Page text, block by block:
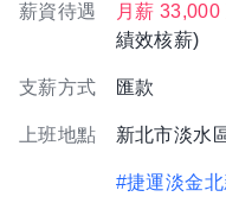
薪資待遇 月薪
績效核薪)
支薪方式 匯款
上班地點 新北市淡水
#捷運淡金